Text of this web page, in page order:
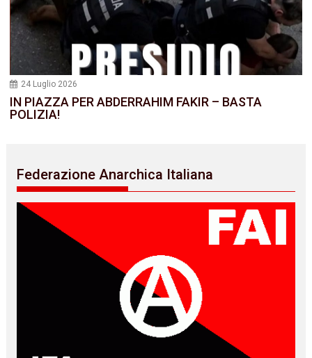
24 Luglio 2026
IN PIAZZA PER ABDERRAHIM FAKIR – BASTA
POLIZIA!
Federazione Anarchica Italiana